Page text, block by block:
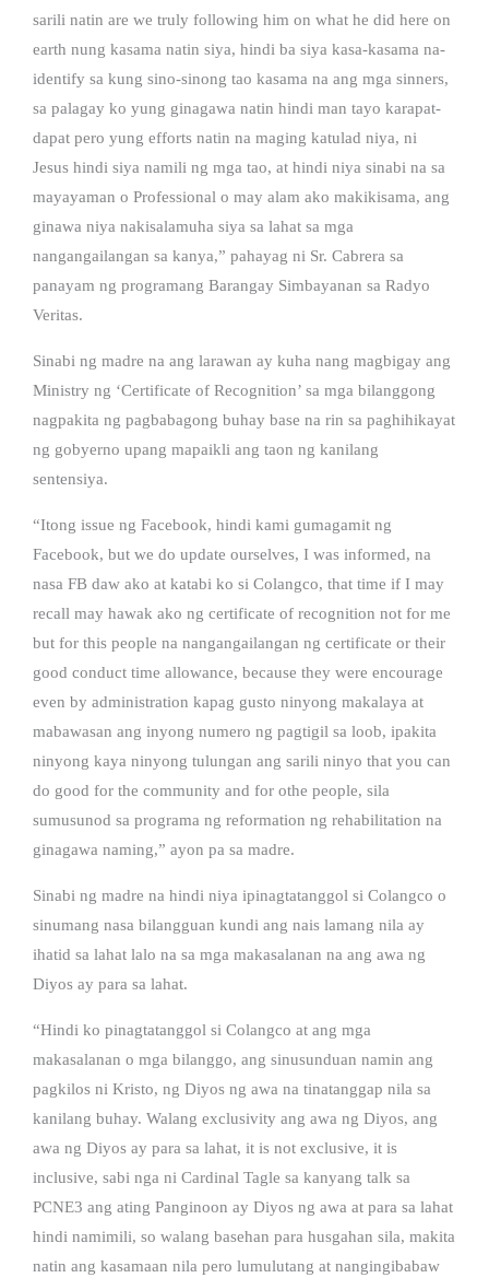
sarili natin are we truly following him on what he did here on
earth nung kasama natin siya, hindi ba siya kasa-kasama na-
identify sa kung sino-sinong tao kasama na ang mga sinners,
sa palagay ko yung ginagawa natin hindi man tayo karapat-
dapat pero yung efforts natin na maging katulad niya, ni
Jesus hindi siya namili ng mga tao, at hindi niya sinabi na sa
mayayaman o Professional o may alam ako makikisama, ang
ginawa niya nakisalamuha siya sa lahat sa mga
nangangailangan sa kanya,” pahayag ni Sr. Cabrera sa
panayam ng programang Barangay Simbayanan sa Radyo
Veritas.
Sinabi ng madre na ang larawan ay kuha nang magbigay ang
Ministry ng ‘Certificate of Recognition’ sa mga bilanggong
nagpakita ng pagbabagong buhay base na rin sa paghihikayat
ng gobyerno upang mapaikli ang taon ng kanilang
sentensiya.
“Itong issue ng Facebook, hindi kami gumagamit ng
Facebook, but we do update ourselves, I was informed, na
nasa FB daw ako at katabi ko si Colangco, that time if I may
recall may hawak ako ng certificate of recognition not for me
but for this people na nangangailangan ng certificate or their
good conduct time allowance, because they were encourage
even by administration kapag gusto ninyong makalaya at
mabawasan ang inyong numero ng pagtigil sa loob, ipakita
ninyong kaya ninyong tulungan ang sarili ninyo that you can
do good for the community and for othe people, sila
sumusunod sa programa ng reformation ng rehabilitation na
ginagawa naming,” ayon pa sa madre.
Sinabi ng madre na hindi niya ipinagtatanggol si Colangco o
sinumang nasa bilangguan kundi ang nais lamang nila ay
ihatid sa lahat lalo na sa mga makasalanan na ang awa ng
Diyos ay para sa lahat.
“Hindi ko pinagtatanggol si Colangco at ang mga
makasalanan o mga bilanggo, ang sinusunduan namin ang
pagkilos ni Kristo, ng Diyos ng awa na tinatanggap nila sa
kanilang buhay. Walang exclusivity ang awa ng Diyos, ang
awa ng Diyos ay para sa lahat, it is not exclusive, it is
inclusive, sabi nga ni Cardinal Tagle sa kanyang talk sa
PCNE3 ang ating Panginoon ay Diyos ng awa at para sa lahat
hindi namimili, so walang basehan para husgahan sila, makita
natin ang kasamaan nila pero lumulutang at nangingibabaw